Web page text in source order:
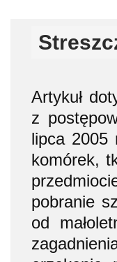
Artykuł
z
lipca 2005
komórek,
pobranie
od